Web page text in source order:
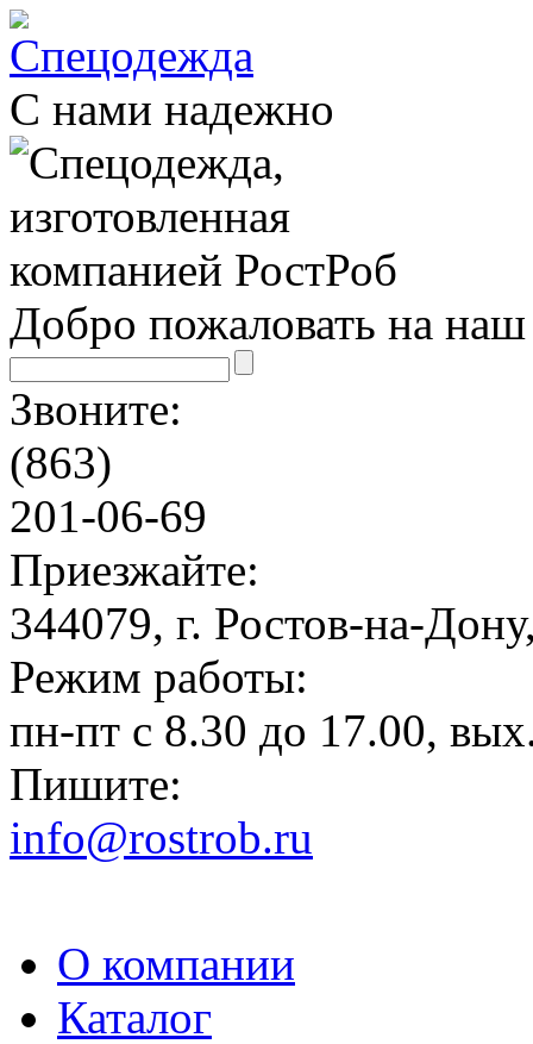
С нами надежно
Добро пожаловать на наш
Звоните:
(863)
201-06-69
Приезжайте:
344079, г. Ростов-на-
Режим работы:
пн-пт с 8.30 до 17.00,
Пишите:
info@rostrob.ru
О компании
Каталог